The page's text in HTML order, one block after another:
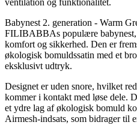
ventilation og funktionalitet.
Babynest 2. generation - Warm
FILIBABBAs populære babynest,
komfort og sikkerhed. Den er
økologisk bomuldssatin med et
eksklusivt udtryk.
Designet er uden snore, hvilket
kommer i kontakt med løse dele.
et ydre lag af økologisk bomuld
Airmesh-indsats, som bidrager til